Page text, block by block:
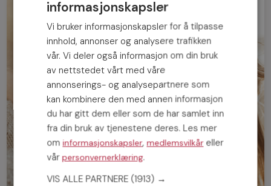
informasjonskapsler
Vi bruker informasjonskapsler for å tilpasse
innhold, annonser og analysere trafikken
vår. Vi deler også informasjon om din bruk
av nettstedet vårt med våre
annonserings- og analysepartnere som
kan kombinere den med annen informasjon
du har gitt dem eller som de har samlet inn
fra din bruk av tjenestene deres. Les mer
ominformasjonskapsler,medlemsvilkåreller
vårpersonvernerklæring.
VIS ALLE PARTNERE (1913) →